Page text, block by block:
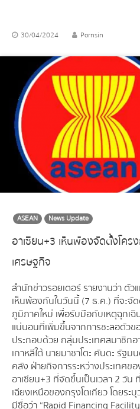
30/04/2024 Pornsin
ASEAN News Update
อาเซียน+3 เห็นพ้องจัดตั้งโคร
เศรษฐกิจ
สำนักข่าวรอยเตอร์ รายงานว่า ตั
เห็นพ้องกันในวันนี้ (7 ธ.ค.) ที่จะจั
ภูมิภาคใหม่ เพื่อรับมือกับเหตุฉุกเ
แน่นอนที่เพิ่มขึ้นจากการชะลอตัวข
ประกอบด้วย กลุ่มประเทศสมาชิก
เกาหลีใต้ นายมาซาโตะ คันดะ รัฐ
คลัง ฝ่ายกิจการระหว่างประเทศ
อาเซียน+3 ที่จัดขึ้นเป็นเวลา 2 วัน
เฉียงเหนือของกรุงโตเกียว โดยระ
มีชื่อว่า “Rapid Financing